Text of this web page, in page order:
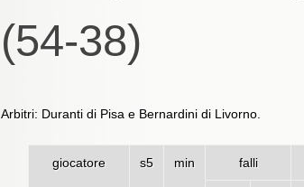
(54-38)
Arbitri: Duranti di Pisa e Bernardini di Livorno.
giocatore s5 min falli